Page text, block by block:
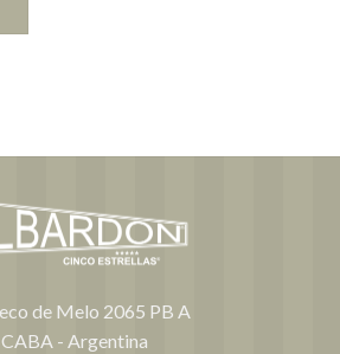
de Melo 2065 PB A
CABA - Argentina